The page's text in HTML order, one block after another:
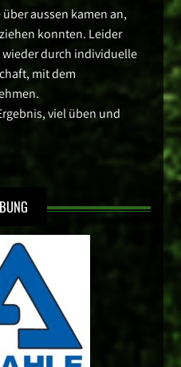
aussen kamen an,
konnten. Leider
durch individuelle
mit dem
viel üben und